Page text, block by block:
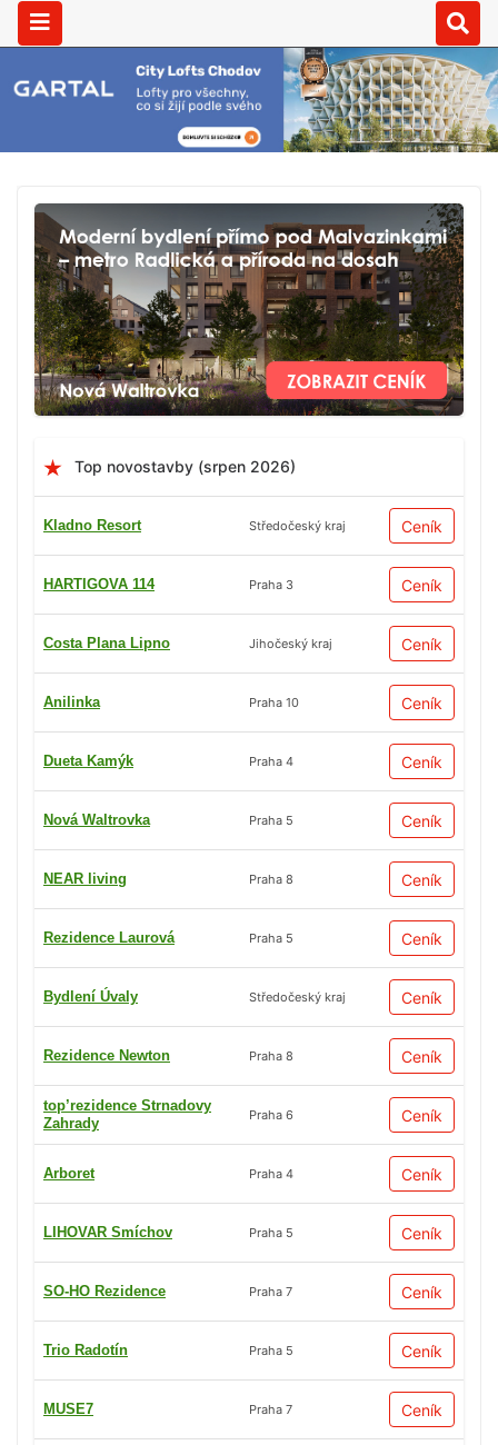
Top novostavby (srpen 2026)
Kladno Resort Středočeský kraj Ceník
HARTIGOVA 114 Praha 3 Ceník
Costa Plana Lipno Jihočeský kraj Ceník
Anilinka Praha 10 Ceník
Dueta Kamýk Praha 4 Ceník
Nová Waltrovka Praha 5 Ceník
NEAR living Praha 8 Ceník
Rezidence Laurová Praha 5 Ceník
Bydlení Úvaly Středočeský kraj Ceník
Rezidence Newton Praha 8 Ceník
top’rezidence Strnadovy
Zahrady
Praha 6 Ceník
Arboret Praha 4 Ceník
LIHOVAR Smíchov Praha 5 Ceník
SO-HO Rezidence Praha 7 Ceník
Trio Radotín Praha 5 Ceník
MUSE7 Praha 7 Ceník